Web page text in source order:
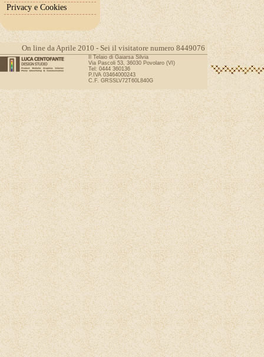
Privacy e Cookies
On line da Aprile 2010 - Sei il visitatore numero 8449076
Il Telaio di Gaiarsa Silvia
Via Pascoli 53, 36030 Povolaro (VI)
Tel: 0444 360136
P.IVA 03464000243
C.F. GRSSLV72T60L840G